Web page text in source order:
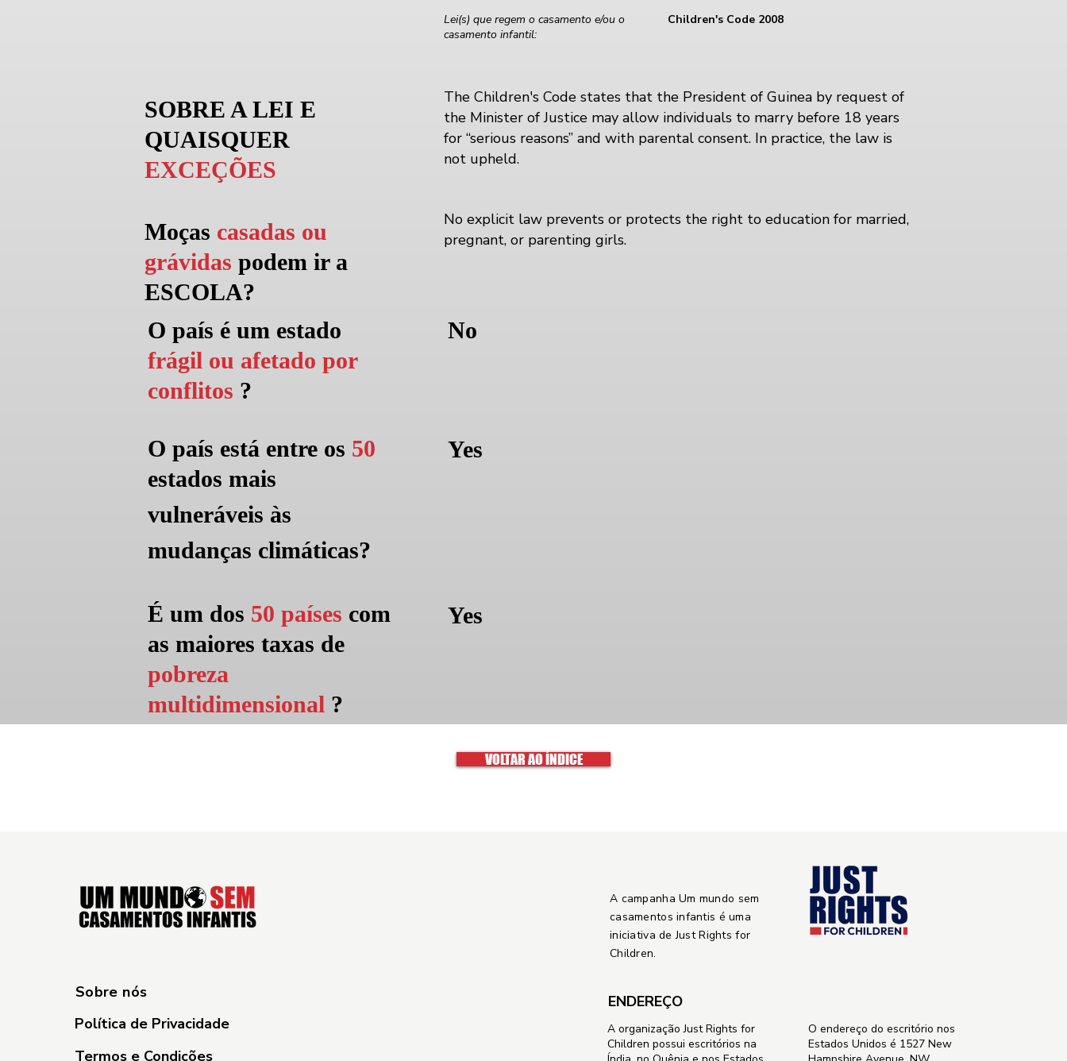
Lei(s) que regem o casamento e/ou o
casamento infantil:
Children's Code 2008
SOBRE A LEI E
QUAISQUER
EXCEÇÕES
The Children's Code states that the President of Guinea by request of
the Minister of Justice may allow individuals to marry before 18 years
for “serious reasons” and with parental consent. In practice, the law is
not upheld.
Moças casadas ou
grávidas podem ir a
ESCOLA?
No explicit law prevents or protects the right to education for married,
pregnant, or parenting girls.
O país é um estado
frágil ou afetado por
conflitos ?
No
O país está entre os 50
estados mais
vulneráveis às
mudanças climáticas?
Yes
É um dos 50 países com
as maiores taxas de
pobreza
multidimensional ?
Yes
VOLTAR AO ÍNDICE
Sobre nós
Política de Privacidade
Termos e Condições
A campanha Um mundo sem
casamentos infantis é uma
iniciativa de Just Rights for
Children.
ENDEREÇO
A organização Just Rights for
Children possui escritórios na
O endereço do escritório nos
Estados Unidos é 1527 New